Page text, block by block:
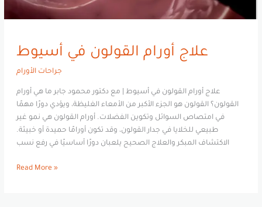
علاج أورام القولون في أسيوط
جراحات الأورام
علاج أورام القولون في أسيوط | مع دكتور محمود جابر ما هي أورام
القولون؟ القولون هو الجزء الأكبر من الأمعاء الغليظة، ويؤدي دورًا مهمًا
في امتصاص السوائل وتكوين الفضلات. أورام القولون هي نمو غير
طبيعي للخلايا في جدار القولون، وقد تكون أورامًا حميدة أو خبيثة.
الاكتشاف المبكر والعلاج الصحيح يلعبان دورًا أساسيًا في رفع نسب
Read More »